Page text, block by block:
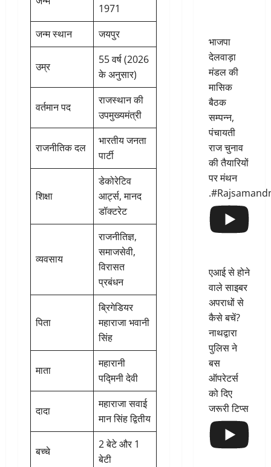
1971
जन्म स्थान
जयपुर
उम्र
55 वर्ष (2026
के अनुसार)
वर्तमान पद
राजस्थान की
उपमुख्यमंत्री
राजनीतिक दल
भारतीय जनता
पार्टी
शिक्षा
डेकोरेटिव
आर्ट्स, मानद
डॉक्टरेट
व्यवसाय
राजनीतिज्ञ,
समाजसेवी,
विरासत
प्रबंधन
पिता
ब्रिगेडियर
महाराजा भवानी
सिंह
माता
महारानी
पद्मिनी देवी
दादा
महाराजा सवाई
मान सिंह द्वितीय
बच्चे
2 बेटे और 1
बेटी
भाजपा
देलवाड़ा
मंडल की
मासिक
बैठक
सम्पन्न,
पंचायती
राज चुनाव
की तैयारियों
पर मंथन
एआई से होने
वाले साइबर
अपराधों से
कैसे बचें?
नाथद्वारा
पुलिस ने
बस
ऑपरेटर्स
को दिए
जरूरी टिप्स